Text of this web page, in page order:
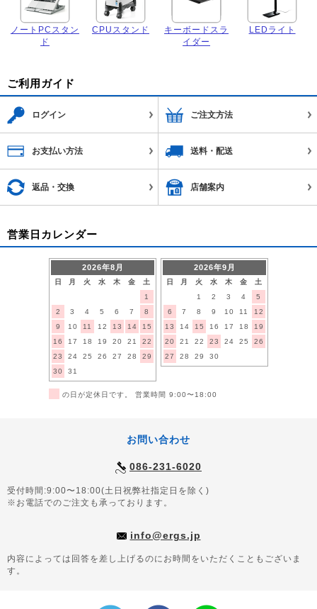
ノートPCスタン
ド
CPUスタンド
キーボードスラ
イダー
LEDライト
ご利用ガイド
ログイン ご注文方法
お支払い方法 送料・配送
返品・交換 店舗案内
営業日カレンダー
2026年8月
日 月 火 水 木 金
土
1
2
3 4 5 6 7
8
9
10 11 12 13 14
15
16
17 18 19 20 21
22
23
24 25 26 27 28
29
30
31
2026年9月
日 月 火 水 木 金
土
1
2 3 4
5
6
7 8 9 10 11
12
13
14 15 16 17 18
19
20
21 22 23 24 25
26
27
28 29 30
の日が定休日です。 営業時間 9:00〜18:00
お問い合わせ
086-231-6020
受付時間:9:00〜18:00(土日祝弊社指定日を除く)
※お電話でのご注文も承っております。
info@ergs.jp
内容によっては回答を差し上げるのにお時間をいただくこともございま
す。